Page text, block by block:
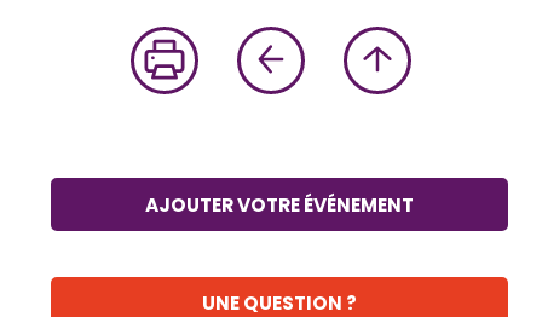
AJOUTER VOTRE ÉVÉNEMENT
UNE QUESTION ?